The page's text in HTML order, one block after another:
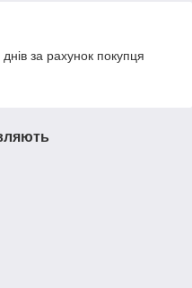
за рахунок покупця